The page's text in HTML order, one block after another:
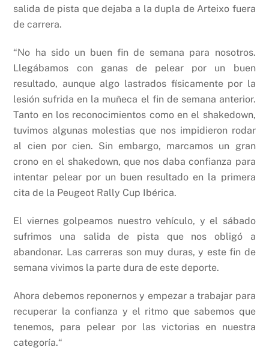
salida de pista que dejaba a la dupla de Arteixo fuera
de carrera.
“No ha sido un buen fin de semana para nosotros.
Llegábamos con ganas de pelear por un buen
resultado, aunque algo lastrados físicamente por la
lesión sufrida en la muñeca el fin de semana anterior.
Tanto en los reconocimientos como en el shakedown,
tuvimos algunas molestias que nos impidieron rodar
al cien por cien. Sin embargo, marcamos un gran
crono en el shakedown, que nos daba confianza para
intentar pelear por un buen resultado en la primera
cita de la Peugeot Rally Cup Ibérica.
El viernes golpeamos nuestro vehículo, y el sábado
sufrimos una salida de pista que nos obligó a
abandonar. Las carreras son muy duras, y este fin de
semana vivimos la parte dura de este deporte.
Ahora debemos reponernos y empezar a trabajar para
recuperar la confianza y el ritmo que sabemos que
tenemos, para pelear por las victorias en nuestra
categoría.“